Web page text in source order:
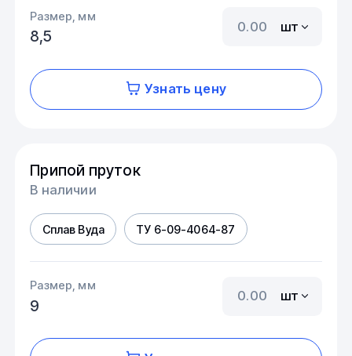
Размер, мм
8,5
шт
Узнать цену
Припой пруток
В наличии
Сплав Вуда ТУ 6-09-4064-87
Размер, мм
9
шт